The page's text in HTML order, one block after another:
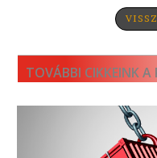
TOVÁBBI CIKKEINK A